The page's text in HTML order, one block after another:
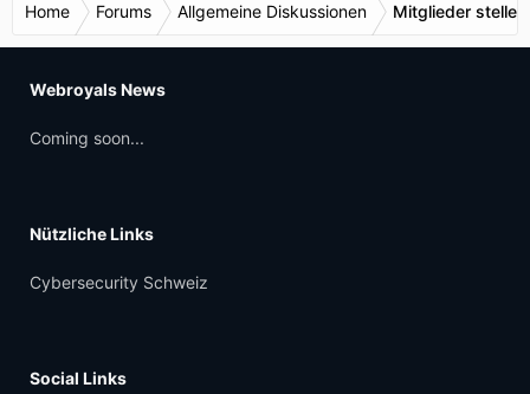
Home Forums Allgemeine Diskussionen Mitglieder
Webroyals News
Coming soon...
Nützliche Links
Cybersecurity Schweiz
Social Links